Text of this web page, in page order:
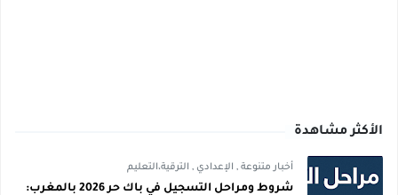
الأكثر مشاهدة
أخبار متنوعة , الإعدادي , الترقية،التعليم
شروط ومراحل التسجيل في باك حر 2026 بالمغرب: